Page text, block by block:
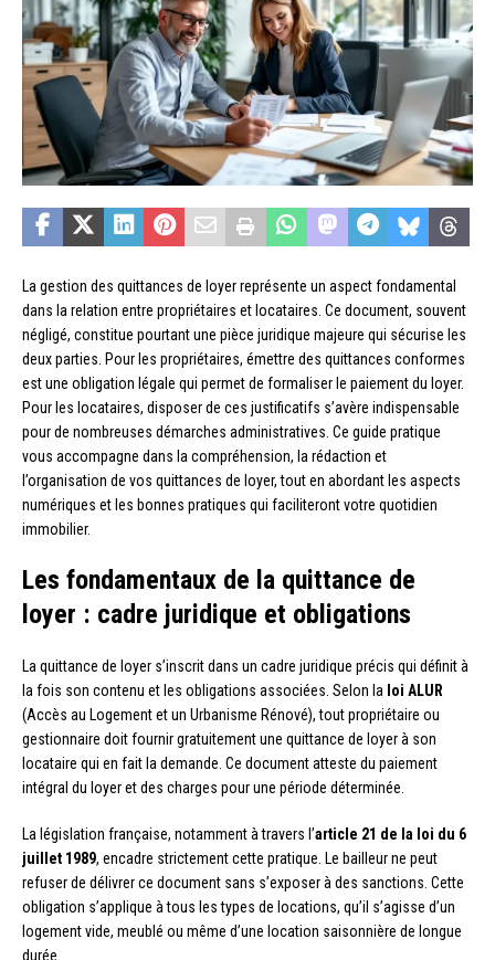
La gestion des quittances de loyer représente un aspect fondamental
dans la relation entre propriétaires et locataires. Ce document, souvent
négligé, constitue pourtant une pièce juridique majeure qui sécurise les
deux parties. Pour les propriétaires, émettre des quittances conformes
est une obligation légale qui permet de formaliser le paiement du loyer.
Pour les locataires, disposer de ces justificatifs s’avère indispensable
pour de nombreuses démarches administratives. Ce guide pratique
vous accompagne dans la compréhension, la rédaction et
l’organisation de vos quittances de loyer, tout en abordant les aspects
numériques et les bonnes pratiques qui faciliteront votre quotidien
immobilier.
Les fondamentaux de la quittance de
loyer : cadre juridique et obligations
La quittance de loyer s’inscrit dans un cadre juridique précis qui définit à
la fois son contenu et les obligations associées. Selon la loi ALUR
(Accès au Logement et un Urbanisme Rénové), tout propriétaire ou
gestionnaire doit fournir gratuitement une quittance de loyer à son
locataire qui en fait la demande. Ce document atteste du paiement
intégral du loyer et des charges pour une période déterminée.
La législation française, notamment à travers l’article 21 de la loi du 6
juillet 1989, encadre strictement cette pratique. Le bailleur ne peut
refuser de délivrer ce document sans s’exposer à des sanctions. Cette
obligation s’applique à tous les types de locations, qu’il s’agisse d’un
logement vide, meublé ou même d’une location saisonnière de longue
durée.